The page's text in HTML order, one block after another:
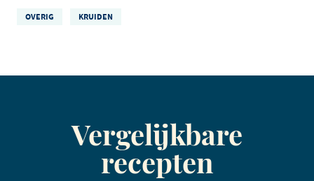
OVERIG KRUIDEN
Vergelijkbare
recepten